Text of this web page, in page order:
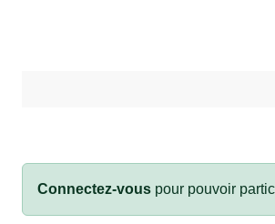
Connectez-vous pour pouvoir